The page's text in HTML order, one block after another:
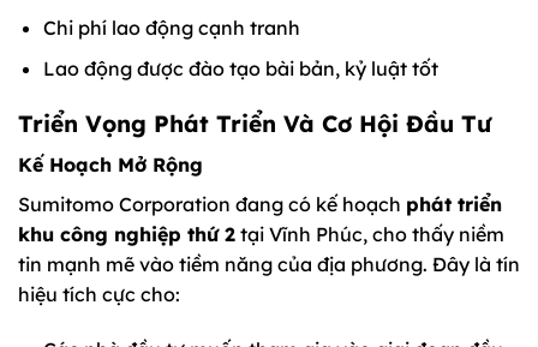
Chi phí lao động cạnh tranh
Lao động được đào tạo bài bản, kỷ luật tốt
Triển Vọng Phát Triển Và Cơ Hội Đầu Tư
Kế Hoạch Mở Rộng
Sumitomo Corporation đang có kế hoạch phát triển
khu công nghiệp thứ 2 tại Vĩnh Phúc, cho thấy niềm
tin mạnh mẽ vào tiềm năng của địa phương. Đây là tín
hiệu tích cực cho: